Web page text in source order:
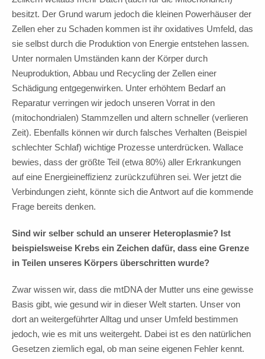
besitzt. Der Grund warum jedoch die kleinen Powerhäuser der
Zellen eher zu Schaden kommen ist ihr oxidatives Umfeld, das
sie selbst durch die Produktion von Energie entstehen lassen.
Unter normalen Umständen kann der Körper durch
Neuproduktion, Abbau und Recycling der Zellen einer
Schädigung entgegenwirken. Unter erhöhtem Bedarf an
Reparatur verringen wir jedoch unseren Vorrat in den
(mitochondrialen) Stammzellen und altern schneller (verlieren
Zeit). Ebenfalls können wir durch falsches Verhalten (Beispiel
schlechter Schlaf) wichtige Prozesse unterdrücken. Wallace
bewies, dass der größte Teil (etwa 80%) aller Erkrankungen
auf eine Energieineffizienz zurückzuführen sei. Wer jetzt die
Verbindungen zieht, könnte sich die Antwort auf die kommende
Frage bereits denken.
Sind wir selber schuld an unserer Heteroplasmie? Ist
beispielsweise Krebs ein Zeichen dafür, dass eine Grenze
in Teilen unseres Körpers überschritten wurde?
Zwar wissen wir, dass die mtDNA der Mutter uns eine gewisse
Basis gibt, wie gesund wir in dieser Welt starten. Unser von
dort an weitergeführter Alltag und unser Umfeld bestimmen
jedoch, wie es mit uns weitergeht. Dabei ist es den natürlichen
Gesetzen ziemlich egal, ob man seine eigenen Fehler kennt.